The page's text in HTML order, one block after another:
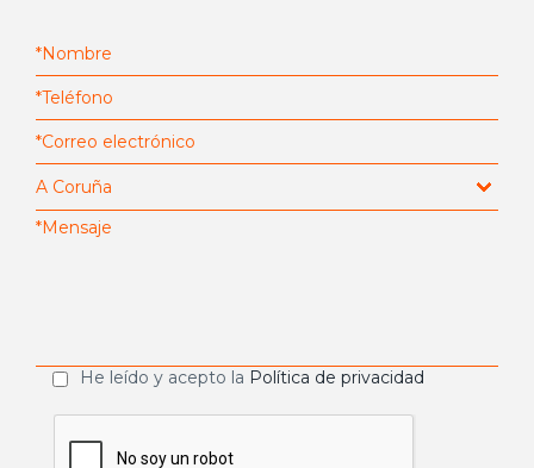
He leído y acepto la Política de privacidad